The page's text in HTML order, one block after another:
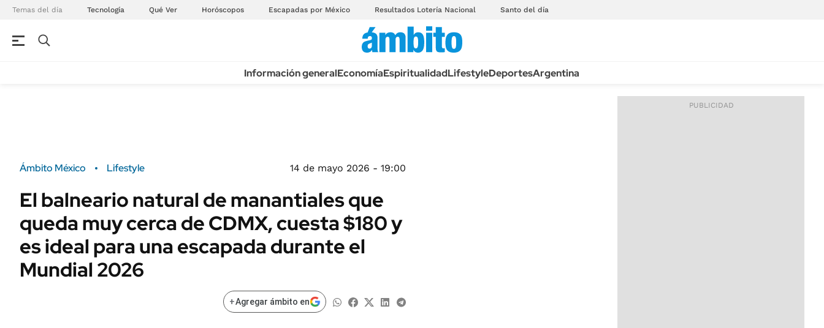
Temas del día Tecnología Qué Ver Horóscopos Escapadas por México Resultados Lotería Nacional Santo del día
Información generalEconomíaEspiritualidadLifestyleDeportesArgentina
Ámbito México Lifestyle 14 de mayo 2026 - 19:00
El balneario natural de manantiales que
queda muy cerca de CDMX, cuesta $180 y
es ideal para una escapada durante el
Mundial 2026
+Agregar ámbito en